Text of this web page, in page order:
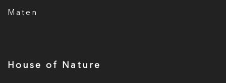
Maten
House of Nature